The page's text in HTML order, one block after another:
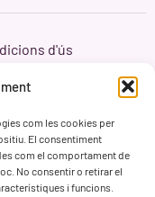
com les cookies per
El consentiment
com el comportament de
No consentir o retirar el
i funcions.
d'ús
Creativos